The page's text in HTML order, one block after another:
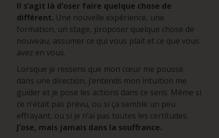
Il s’agit là d’oser faire quelque chose de
différent. Une nouvelle expérience, une
formation, un stage, proposer quelque chose de
nouveau, assumer ce qui vous plait et ce que vous
avez en vous.
Lorsque je ressens que mon cœur me pousse
dans une direction, j’entends mon intuition me
guider et je pose les actions dans ce sens. Même si
ce n’était pas prévu, ou si ça semble un peu
effrayant, ou si je n’ai pas toutes les certitudes.
J’ose, mais jamais dans la souffrance.